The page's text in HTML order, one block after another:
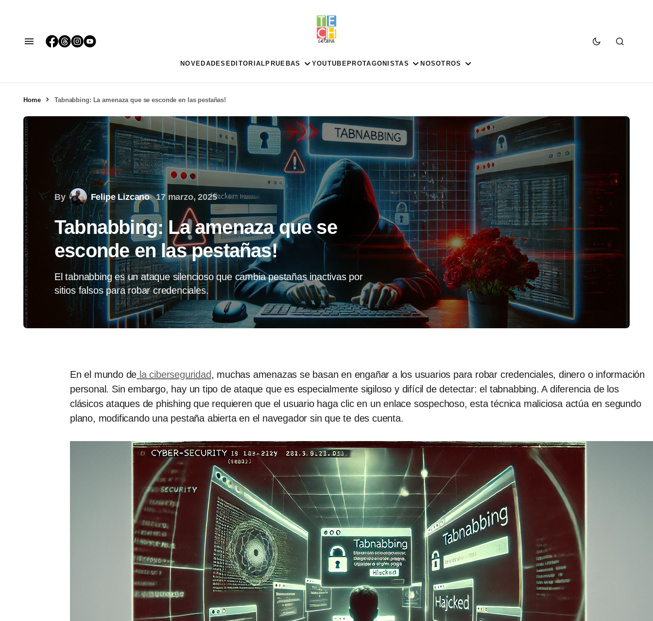
NOVEDADES EDITORIAL PRUEBAS YOUTUBE PROTAGONISTAS NOSOTROS
Home Tabnabbing: La amenaza que se esconde en las pestañas!
By Felipe Lizcano 17 marzo, 2025
Tabnabbing: La amenaza que se
esconde en las pestañas!
El tabnabbing es un ataque silencioso que cambia pestañas inactivas por
sitios falsos para robar credenciales.
En el mundo de la ciberseguridad, muchas amenazas se basan en engañar a los usuarios para robar credenciales, dinero o información
personal. Sin embargo, hay un tipo de ataque que es especialmente sigiloso y difícil de detectar: el tabnabbing. A diferencia de los
clásicos ataques de phishing que requieren que el usuario haga clic en un enlace sospechoso, esta técnica maliciosa actúa en segundo
plano, modificando una pestaña abierta en el navegador sin que te des cuenta.